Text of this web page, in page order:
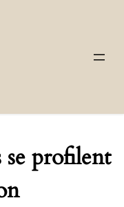
se profilent